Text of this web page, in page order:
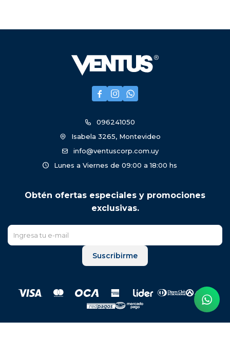
  
096241050
Isabela 3265, Montevideo
info@ventuscorp.com.uy
Lunes a Viernes de 09:00 a 18:00 hs
Obtén ofertas especiales y promociones
exclusivas.
Suscribirme